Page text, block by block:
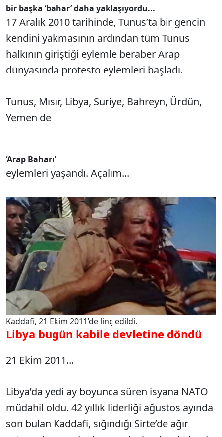
bir başka ‘bahar’ daha yaklaşıyordu...
17 Aralık 2010 tarihinde, Tunus’ta bir gencin
kendini yakmasının ardından tüm Tunus
halkının giriştiği eylemle beraber Arap
dünyasında protesto eylemleri başladı.
Tunus, Mısır, Libya, Suriye, Bahreyn, Ürdün,
Yemen de
‘Arap Baharı’
eylemleri yaşandı. Açalım...
Kaddafi, 21 Ekim 2011’de linç edildi.
Libya bugün kabile devletine döndü
21 Ekim 2011...
Libya’da yedi ay boyunca süren isyana NATO
müdahil oldu. 42 yıllık liderliği ağustos ayında
son bulan Kaddafi, sığındığı Sirte’de ağır